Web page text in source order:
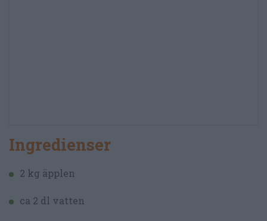
Ingredienser
2 kg äpplen
ca 2 dl vatten